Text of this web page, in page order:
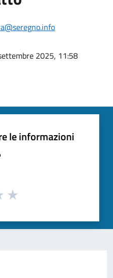
2025, 11:58
le informazioni